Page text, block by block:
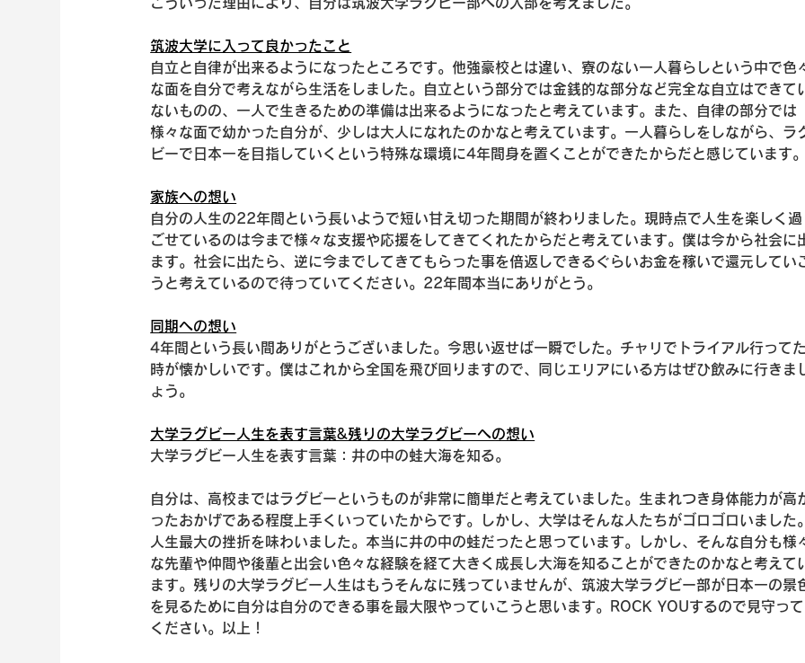
筑波大学に入って良かったこと
自立と自律が出来るようになったところです。他強豪校とは違い、寮のない一人暮らしという中で色
な面を自分で考えながら生活をしました。自立という部分では金銭的な部分など完全な自立はできて
ないものの、一人で生きるための準備は出来るようになったと考えています。また、自律の部分では
様々な面で幼かった自分が、少しは大人になれたのかなと考えています。一人暮らしをしながら、ラ
ビーで日本一を目指していくという特殊な環境に4年間身を置くことができたからだと感じています
家族への想い
自分の人生の22年間という長いようで短い甘え切った期間が終わりました。現時点で人生を楽しく過
ごせているのは今まで様々な支援や応援をしてきてくれたからだと考えています。僕は今から社会に
ます。社会に出たら、逆に今までしてきてもらった事を倍返しできるぐらいお金を稼いで還元してい
うと考えているので待っていてください。22年間本当にありがとう。
同期への想い
4年間という長い間ありがとうございました。今思い返せば一瞬でした。チャリでトライアル行って
時が懐かしいです。僕はこれから全国を飛び回りますので、同じエリアにいる方はぜひ飲みに行きま
ょう。
大学ラグビー人生を表す言葉&残りの大学ラグビーへの想い
大学ラグビー人生を表す言葉：井の中の蛙大海を知る。
自分は、高校まではラグビーというものが非常に簡単だと考えていました。生まれつき身体能力が高
ったおかげである程度上手くいっていたからです。しかし、大学はそんな人たちがゴロゴロいました
人生最大の挫折を味わいました。本当に井の中の蛙だったと思っています。しかし、そんな自分も様
な先輩や仲間や後輩と出会い色々な経験を経て大きく成長し大海を知ることができたのかなと考えて
ます。残りの大学ラグビー人生はもうそんなに残っていませんが、筑波大学ラグビー部が日本一の景
を見るために自分は自分のできる事を最大限やっていこうと思います。ROCK YOUするので見守って
ください。以上！